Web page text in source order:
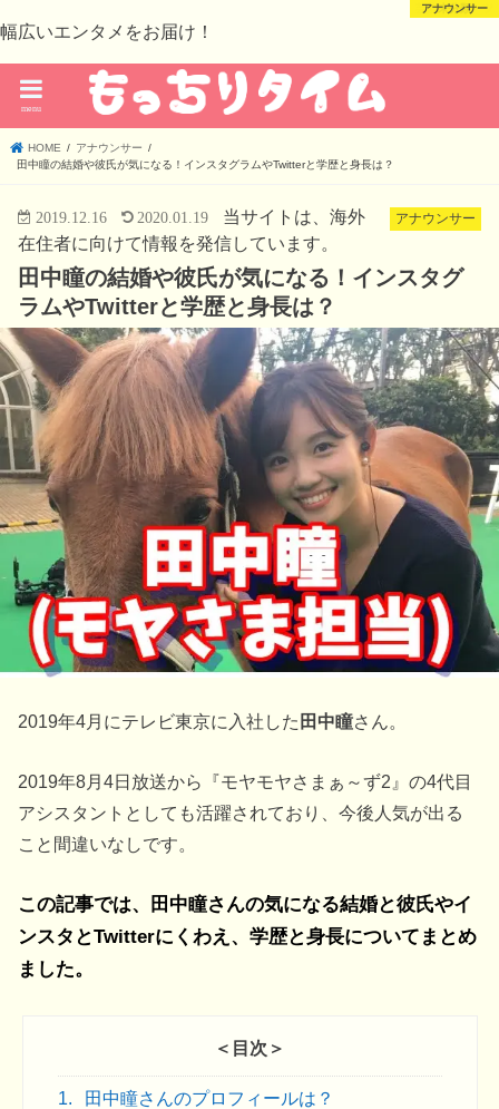
幅広いエンタメをお届け！
menu
HOME
アナウンサー
田中瞳の結婚や彼氏が気になる！インスタグラムやTwitterと学歴と身長は？
アナウンサー
2019.12.16 2020.01.19
当サイトは、海外
在住者に向けて情報を発信しています。
田中瞳の結婚や彼氏が気になる！インスタグ
ラムやTwitterと学歴と身長は？
2019年4月にテレビ東京に入社した 田中瞳さん。
2019年8月4日放送から『モヤモヤさまぁ～ず2』の4代目
アシスタントとしても活躍されており、今後人気が出る
こと間違いなしです。
この記事では、 田中瞳さんの気になる結婚と彼氏やイ
ンスタ とTwitterにくわえ、学歴と身長についてまとめ
ました。
＜目次＞
1. 田中瞳さんのプロフィールは？
芸能・スポーツ
芸能・スポーツ
未分類
アナウンサー